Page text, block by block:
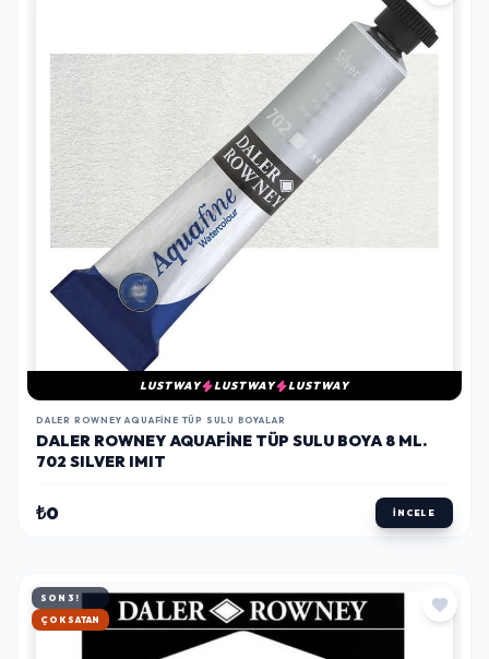
LUSTWAY LUSTWAY LUSTWAY
DALER ROWNEY AQUAFINE TÜP SULU BOYALAR
DALER ROWNEY AQUAFINE TÜP SULU BOYA 8 ML.
702 SILVER IMIT
₺0 İNCELE
SON 3!
HIZLI KARGO